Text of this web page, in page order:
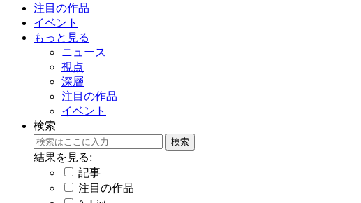
注目の作品
イベント
もっと見る
ニュース
視点
深層
注目の作品
イベント
検索
結果を見る:
記事
注目の作品